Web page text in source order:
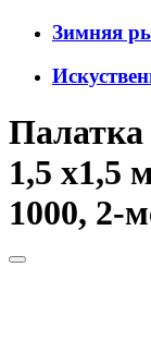
Зимняя
1,5 х1,5
1000, 2-